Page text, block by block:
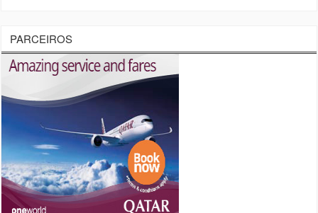
PARCEIROS